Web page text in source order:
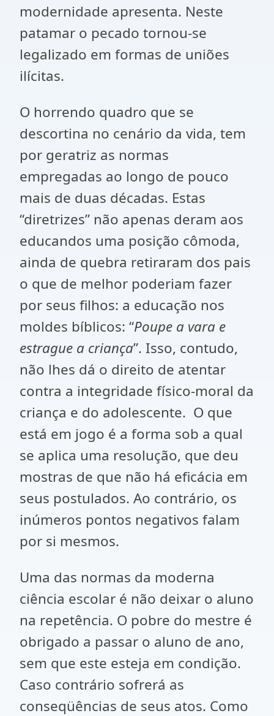
modernidade apresenta. Neste
patamar o pecado tornou-se
legalizado em formas de uniões
ilícitas.
O horrendo quadro que se
descortina no cenário da vida, tem
por geratriz as normas
empregadas ao longo de pouco
mais de duas décadas. Estas
“diretrizes” não apenas deram aos
educandos uma posição cômoda,
ainda de quebra retiraram dos pais
o que de melhor poderiam fazer
por seus filhos: a educação nos
moldes bíblicos: “Poupe a vara e
estrague a criança”. Isso, contudo,
não lhes dá o direito de atentar
contra a integridade físico-moral da
criança e do adolescente. O que
está em jogo é a forma sob a qual
se aplica uma resolução, que deu
mostras de que não há eficácia em
seus postulados. Ao contrário, os
inúmeros pontos negativos falam
por si mesmos.
Uma das normas da moderna
ciência escolar é não deixar o aluno
na repetência. O pobre do mestre é
obrigado a passar o aluno de ano,
sem que este esteja em condição.
Caso contrário sofrerá as
conseqüências de seus atos. Como